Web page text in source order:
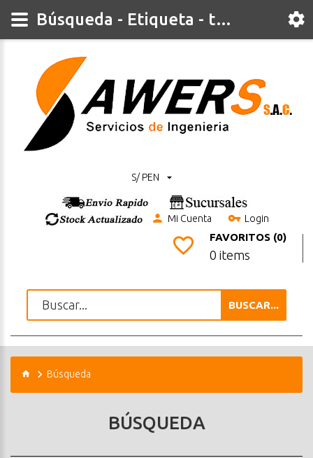
S/ PEN
Mi Cuenta Login
FAVORITOS (0)
0 items
BUSCAR...
Búsqueda
BÚSQUEDA
Búsqueda - Etiqueta - tmc2209